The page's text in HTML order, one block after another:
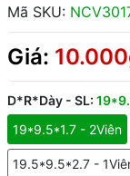
Mã SKU:
Giá:
D*R*Dày - SL:
19*9.5*1.7 - 2Viên
19.5*9.5*2.7 -